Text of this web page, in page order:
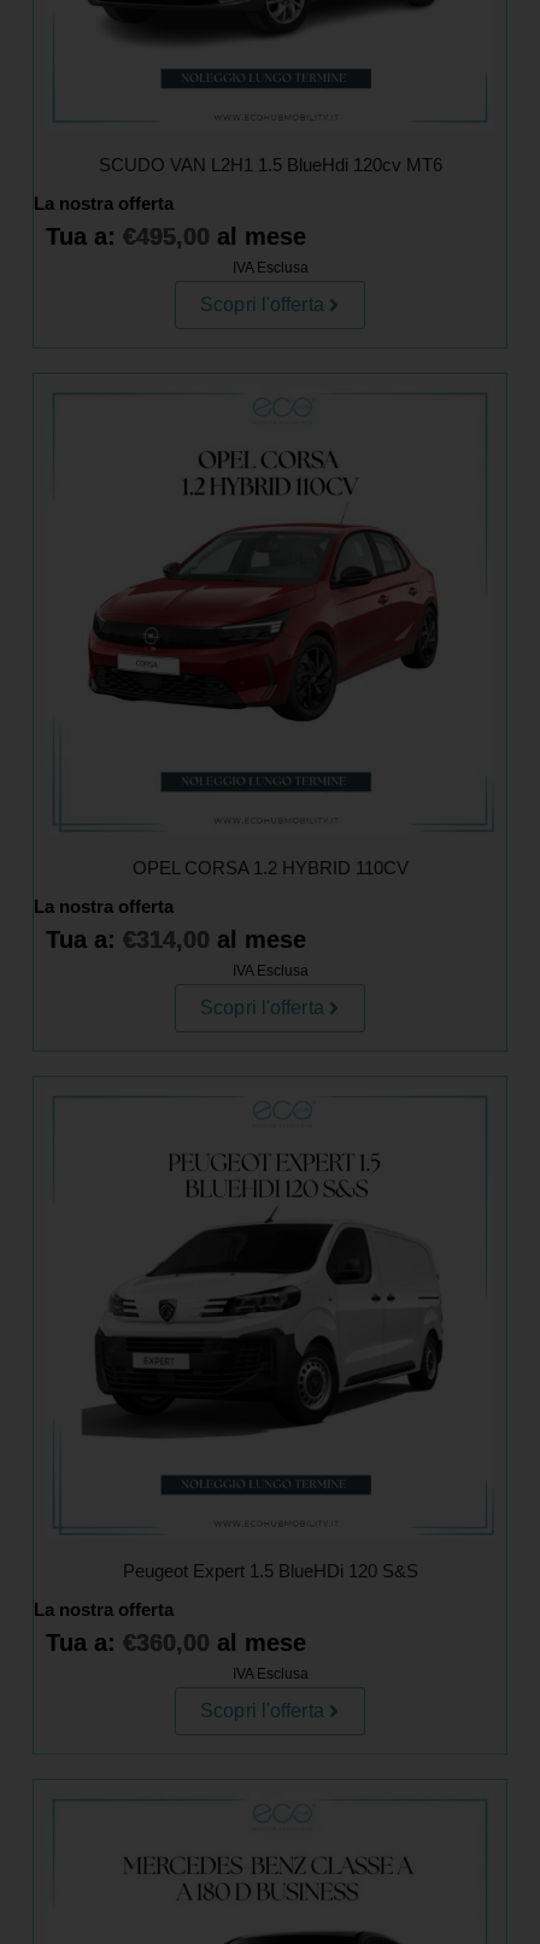
SCUDO VAN L2H1 1.5 BlueHdi 120cv MT6
La nostra offerta
Tua a: €495,00 al mese
IVA Esclusa
Scopri l'offerta
OPEL CORSA 1.2 HYBRID 110CV
La nostra offerta
Tua a: €314,00 al mese
IVA Esclusa
Scopri l'offerta
Peugeot Expert 1.5 BlueHDi 120 S&S
La nostra offerta
Tua a: €360,00 al mese
IVA Esclusa
Scopri l'offerta